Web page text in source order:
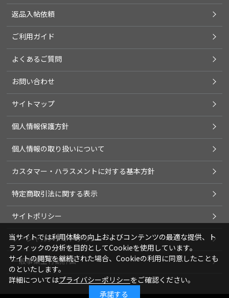
返品入帖依頼
ご利用ガイド
よくあるご質問
お問い合わせ
サイトマップ
個人情報保護方針
個人情報の取り扱いについて
カスタマー・ハラスメントに対する基本方針
特定商取引法に関する表示
サイトポリシー
ソーシャルメディアポリシー
一般事業主行動計画
当サイトでは利用体験の向上およびコンテンツの最適な提供、ト
ラフィックの分析を目的としてCookieを使用しています。
サイトの閲覧を継続された場合、Cookieの利用に同意したことも
のといたします。
詳細についてはプライバシーポリシーをご確認ください。
承諾する